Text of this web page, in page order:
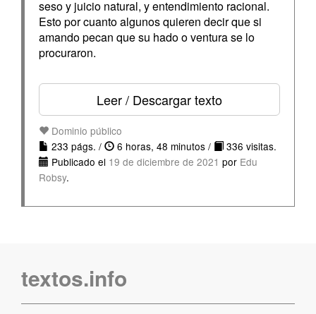
seso y juicio natural, y entendimiento racional.
Esto por cuanto algunos quieren decir que si
amando pecan que su hado o ventura se lo
procuraron.
Leer / Descargar texto
Dominio público
233 págs. /
6 horas, 48 minutos /
336 visitas.
Publicado el 19 de diciembre de 2021 por Edu
Robsy.
textos.info